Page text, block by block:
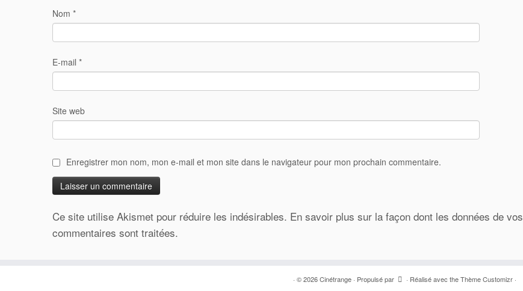
Nom *
E-mail *
Site web
Enregistrer mon nom, mon e-mail et mon site dans le navigateur pour mon prochain commentaire.
Ce site utilise Akismet pour réduire les indésirables. En savoir plus sur la façon dont les données de vos
commentaires sont traitées.
· © 2026 Cinétrange· Propulsé par · Réalisé avec theThème Customizr·